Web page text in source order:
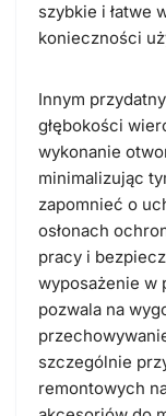
szybkie i łatwe
konieczności
Innym
głębokości
wykonanie
minimalizując
zapomnieć o
osłonach
pracy i
wyposażenie w
pozwala na
szczególnie
remontowych